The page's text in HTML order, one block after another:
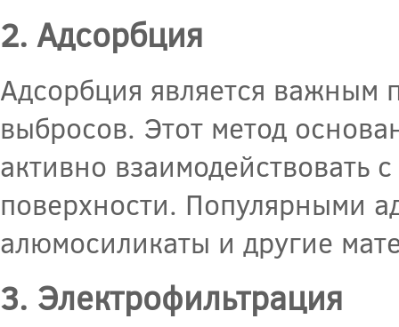
2. Адсорбция
Адсорбция является важным
выбросов. Этот метод
активно взаимодействовать
поверхности. Популярными
алюмосиликаты и другие
3. Электрофильтрация